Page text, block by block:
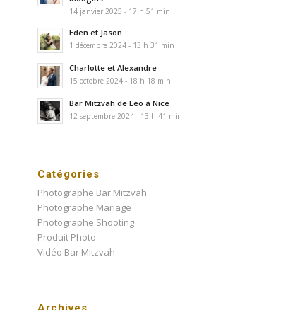
14 janvier 2025 - 17 h 51 min
Eden et Jason
1 décembre 2024 - 13 h 31 min
Charlotte et Alexandre
15 octobre 2024 - 18 h 18 min
Bar Mitzvah de Léo à Nice
12 septembre 2024 - 13 h 41 min
Catégories
Photographe Bar Mitzvah
Photographe Mariage
Photographe Shooting
Produit Photo
Vidéo Bar Mitzvah